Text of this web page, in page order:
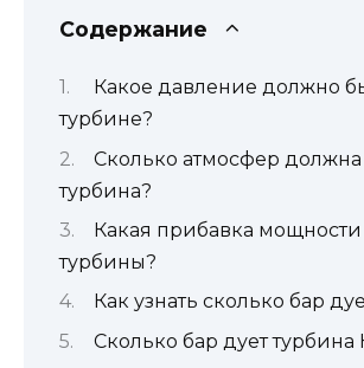
Содержание
Какое давление должно
турбине?
Сколько атмосфер должна
турбина?
Какая прибавка мощности
турбины?
Как узнать сколько бар
Сколько бар дует